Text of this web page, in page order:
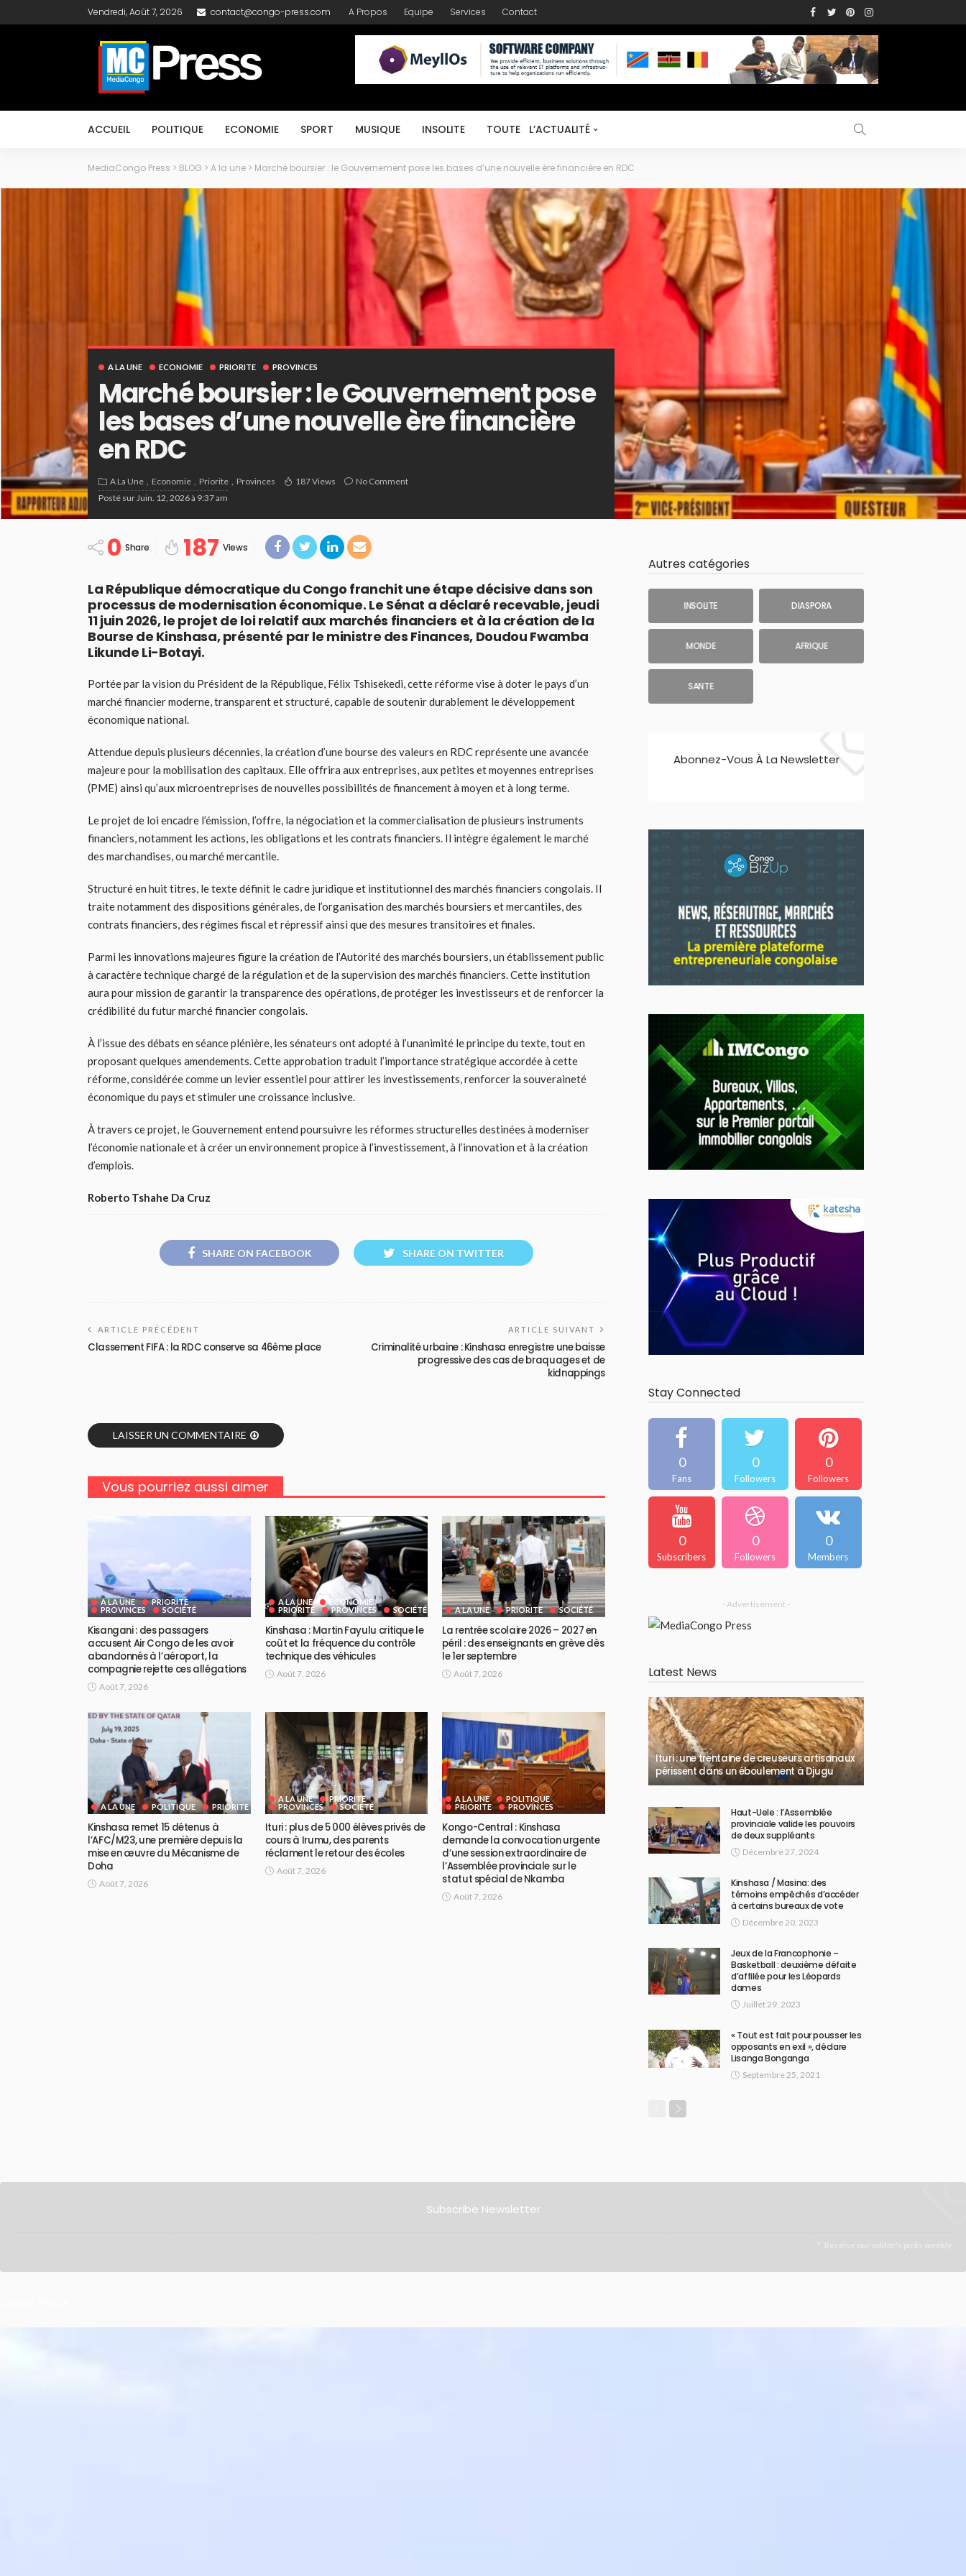
Vendredi, Août 7, 2026 contact@congo-press.com A Propos Equipe Services Contact
ACCUEIL POLITIQUE ECONOMIE SPORT MUSIQUE INSOLITE TOUTE L’ACTUALITÉ
MediaCongo Press > BLOG > A la une > Marché boursier : le Gouvernement pose les bases d’une nouvelle ère financière en RDC
A LA UNE ECONOMIE PRIORITE PROVINCES
Marché boursier : le Gouvernement pose
les bases d’une nouvelle ère financière
en RDC
A La Une Economie Priorite Provinces 187 Views
No Comment
Posté surJuin. 12, 2026 à 9:37 am
0 Share 187 Views
La République démocratique du Congo franchit une étape décisive dans son
processus de modernisation économique. Le Sénat a déclaré recevable, jeudi
11 juin 2026, le projet de loi relatif aux marchés financiers et à la création de la
Bourse de Kinshasa, présenté par le ministre des Finances, Doudou Fwamba
Likunde Li-Botayi.
Portée par la vision du Président de la République, Félix Tshisekedi, cette réforme vise à doter le pays d’un
marché financier moderne, transparent et structuré, capable de soutenir durablement le développement
économique national.
Attendue depuis plusieurs décennies, la création d’une bourse des valeurs en RDC représente une avancée
majeure pour la mobilisation des capitaux. Elle offrira aux entreprises, aux petites et moyennes entreprises
(PME) ainsi qu’aux microentreprises de nouvelles possibilités de financement à moyen et à long terme.
Le projet de loi encadre l’émission, l’offre, la négociation et la commercialisation de plusieurs instruments
financiers, notamment les actions, les obligations et les contrats financiers. Il intègre également le marché
des marchandises, ou marché mercantile.
Structuré en huit titres, le texte définit le cadre juridique et institutionnel des marchés financiers congolais. Il
traite notamment des dispositions générales, de l’organisation des marchés boursiers et mercantiles, des
contrats financiers, des régimes fiscal et répressif ainsi que des mesures transitoires et finales.
Parmi les innovations majeures figure la création de l’Autorité des marchés boursiers, un établissement public
à caractère technique chargé de la régulation et de la supervision des marchés financiers. Cette institution
aura pour mission de garantir la transparence des opérations, de protéger les investisseurs et de renforcer la
crédibilité du futur marché financier congolais.
À l’issue des débats en séance plénière, les sénateurs ont adopté à l’unanimité le principe du texte, tout en
proposant quelques amendements. Cette approbation traduit l’importance stratégique accordée à cette
réforme, considérée comme un levier essentiel pour attirer les investissements, renforcer la souveraineté
économique du pays et stimuler une croissance inclusive.
À travers ce projet, le Gouvernement entend poursuivre les réformes structurelles destinées à moderniser
l’économie nationale et à créer un environnement propice à l’investissement, à l’innovation et à la création
d’emplois.
Roberto Tshahe Da Cruz
SHARE ON FACEBOOK SHARE ON TWITTER
ARTICLE PRÉCÉDENT
Classement FIFA : la RDC conserve sa 46ème place
ARTICLE SUIVANT
Criminalité urbaine : Kinshasa enregistre une baisse
progressive des cas de braquages et de
kidnappings
LAISSER UN COMMENTAIRE
Vous pourriez aussi aimer
A LA UNE
PRIORITE
PROVINCES
SOCIÉTÉ
Kisangani : des passagers
accusent Air Congo de les avoir
abandonnés à l’aéroport, la
compagnie rejette ces allégations
Août 7, 2026
A LA UNE
ECONOMIE
PRIORITE
PROVINCES SOCIÉTÉ
Kinshasa : Martin Fayulu critique le
coût et la fréquence du contrôle
technique des véhicules
Août 7, 2026
A LA UNE PRIORITE SOCIÉTÉ
La rentrée scolaire 2026 – 2027 en
péril : des enseignants en grève dès
le 1er septembre
Août 7, 2026
A LA UNE POLITIQUE PRIORITE
Kinshasa remet 15 détenus à
l’AFC/M23, une première depuis la
mise en œuvre du Mécanisme de
Doha
Août 7, 2026
A LA UNE
PRIORITE
PROVINCES
SOCIÉTÉ
Ituri : plus de 5 000 élèves privés de
cours à Irumu, des parents
réclament le retour des écoles
Août 7, 2026
A LA UNE
POLITIQUE
PRIORITE
PROVINCES
Kongo-Central : Kinshasa
demande la convocation urgente
d’une session extraordinaire de
l’Assemblée provinciale sur le
statut spécial de Nkamba
Août 7, 2026
Autres catégories
INSOLITE DIASPORA
MONDE AFRIQUE
SANTE
Abonnez-Vous À La Newsletter
Stay Connected
0
Fans
0
Followers
0
Followers
0
Subscribers
0
Followers
0
Members
- Advertisement -
Latest News
Ituri : une trentaine de creuseurs artisanaux
périssent dans un éboulement à Djugu
Haut-Uele : l’Assemblée
provinciale valide les pouvoirs
de deux suppléants
Décembre 27, 2024
Kinshasa / Masina: des
témoins empêchés d’accéder
à certains bureaux de vote
Décembre 20, 2023
Jeux de la Francophonie –
Basketball : deuxième défaite
d’affilée pour les Léopards
dames
Juillet 29, 2023
« Tout est fait pour pousser les
opposants en exil », déclare
Lisanga Bonganga
Septembre 25, 2021
Subscribe Newsletter
Receive our editor's picks weekly